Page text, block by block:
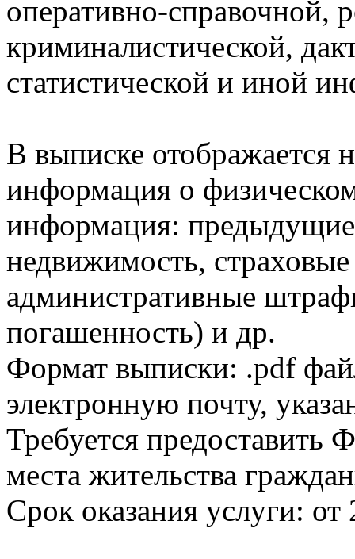
оперативно-справочной,
криминалистической,
статистической и иной
В выписке отображается
информация о
информация:
недвижимость,
административные
погашенность) и др.
Формат выписки: .pdf
электронную почту,
Требуется
места жительства
Срок оказания услуги: от